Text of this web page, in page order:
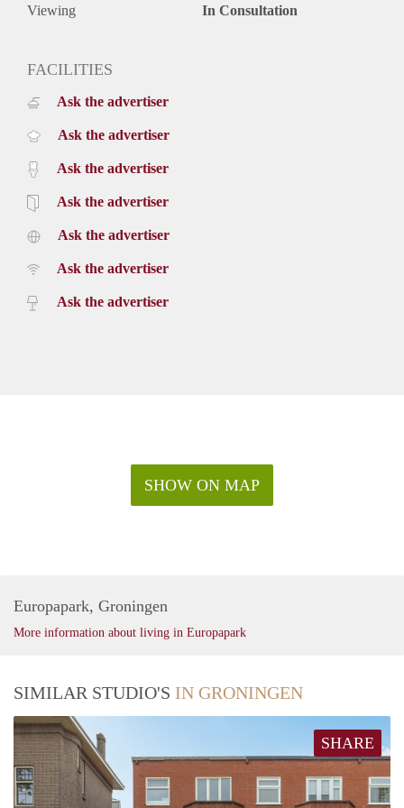
Viewing In Consultation
FACILITIES
Ask the advertiser
Ask the advertiser
Ask the advertiser
Ask the advertiser
Ask the advertiser
Ask the advertiser
Ask the advertiser
SHOW ON MAP
Europapark, Groningen
More information about living in Europapark
SIMILAR STUDIO'S IN GRONINGEN
SHARE